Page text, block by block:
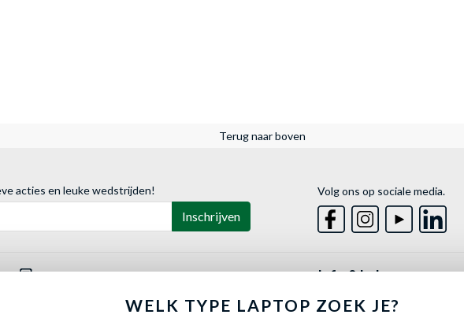
Terug naar boven
acties en leuke wedstrijden!
Inschrijven
Volg ons op sociale media.
Stel jouw nieuwe pc helemaal naar wens samen
Info & hulp
Contact
WELK TYPE LAPTOP ZOEK JE?